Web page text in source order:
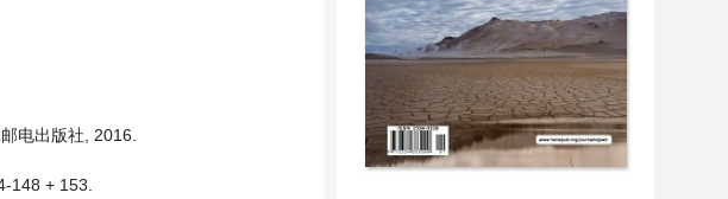
电出版社, 2016.
148 + 153.